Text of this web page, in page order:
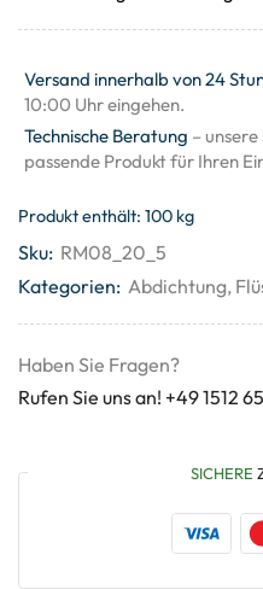
Versand innerhalb von 24
10:00 Uhr eingehen.
Technische Beratung –
passende Produkt für Ihren
Produkt enthält: 100 kg
Sku: RM08_20_5
Kategorien: Abdichtung,
Haben Sie Fragen?
Rufen Sie uns an! +49 1512
SICHERE